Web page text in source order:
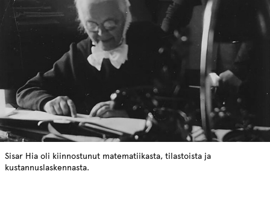
Sisar Hia oli kiinnostunut matematiikasta, tilastoista ja
kustannuslaskennasta.